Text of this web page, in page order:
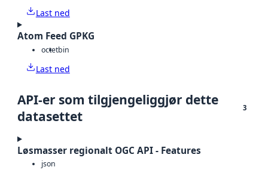
Last ned
Atom Feed GPKG
octetbin
Last ned
API-er som tilgjengeliggjør dette
datasettet
3
Løsmasser regionalt OGC API - Features
json